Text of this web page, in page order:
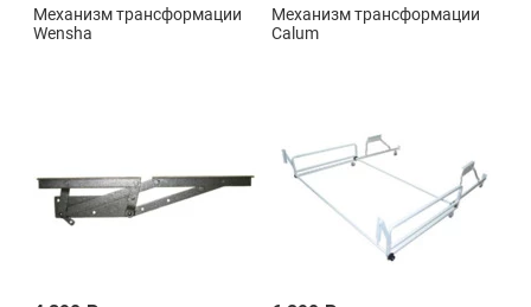
Механизм трансформации
Wensha
Механизм трансформации
Calum